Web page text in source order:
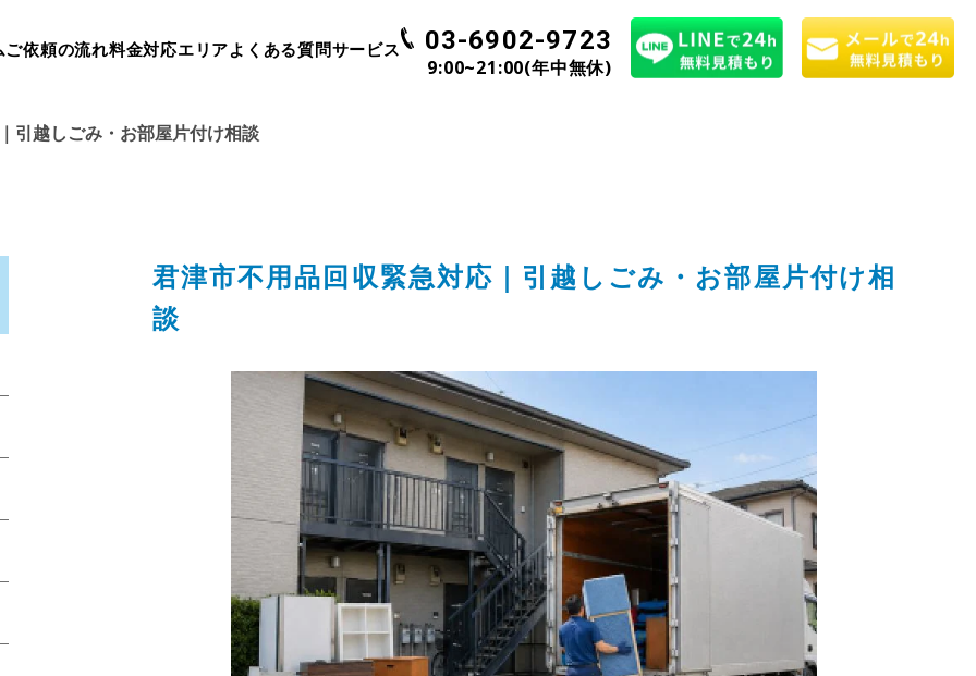
ご依頼の流れ料金対応エリアよくある質問サービス 03-6902-9723
9:00~21:00(年中無休)
引越しごみ・お部屋片付け相談
君津市不用品回収緊急対応｜引越しごみ・お部屋片付け相
談